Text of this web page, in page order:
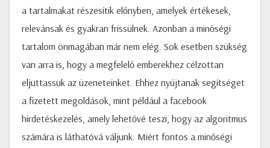
a tartalmakat részesítik előnyben, amelyek értékesek,
relevánsak és gyakran frissülnek. Azonban a minőségi
tartalom önmagában már nem elég. Sok esetben szükség
van arra is, hogy a megfelelő emberekhez célzottan
eljuttassuk az üzeneteinket. Ehhez nyújtanak segítséget
a fizetett megoldások, mint például a facebook
hirdetéskezelés, amely lehetővé teszi, hogy az algoritmus
számára is láthatóvá váljunk. Miért fontos a minőségi